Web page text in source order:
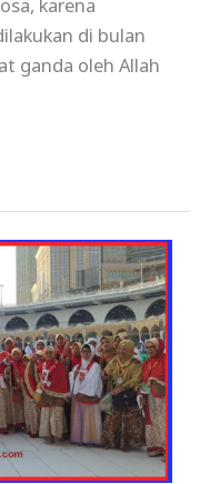
karena
di bulan
ganda oleh Allah